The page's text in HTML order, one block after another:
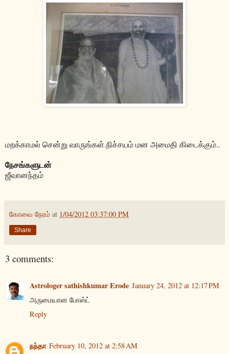
மறக்காமல் சென்று வாருங்கள்.நிச்சயம் மன அமைதி கிடைக்கும்..
நேசங்களுடன்
ஜீவானந்தம்
கோவை நேரம் at 1/04/2012 03:37:00 PM
Share
3 comments:
Astrologer sathishkumar Erode January 24, 2012 at 12:17 PM
அருமையான போஸ்ட்
Reply
நந்தா February 10, 2012 at 2:58 AM